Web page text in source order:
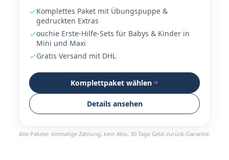
Komplettes Paket mit Übungspuppe &
gedruckten Extras
ouchie Erste-Hilfe-Sets für Babys & Kinder in
Mini und Maxi
Gratis Versand mit DHL
Komplettpaket wählen
Details ansehen
Alle Pakete: einmalige Zahlung, kein Abo, 30 Tage Geld-zurück-Garantie.